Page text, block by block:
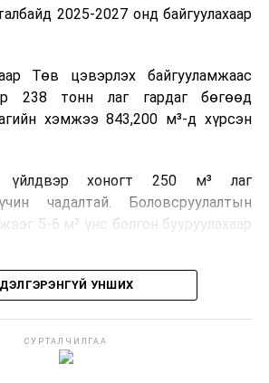
2025-2027 онд байгуулахаар
Төв цэвэрлэх байгууламжаас
238 тонн лаг гардаг бөгөөд
хэмжээ 843,200 м³-д хүрсэн
үйлдвэр хоногт 250 м³ лаг
чадалтай. Боловсруулалтын
5-6 м³ үнс болгон бууруулахаар
эдийн засгийн үндэслэлийг
дүгнэлтээр баталгаажуулсан
ДЭЛГЭРЭНГҮЙ УНШИХ
СУРТАЛЧИЛГАА